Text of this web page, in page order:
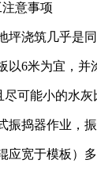
意事项
浇筑几乎是
6米为宜，
尽可能小的
捣器作业，
宽于模板）多